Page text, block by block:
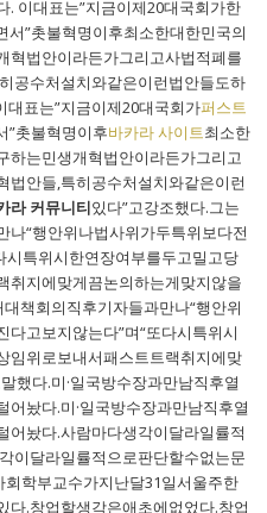
이대표는”지금이제20대국회가한
서”촛불혁명이후최소한대한민국의
혁법안이라든가그리고사법적폐를
공수처설치와같은이런법안들도하
대표는”지금이제20대국회가퍼스트
”촛불혁명이후바카라 사이트최소한
하는민생개혁법안이라든가그리고
법안들,특히공수처설치와같은이런
라 커뮤니티있다”고강조했다.그는
“행안위나법사위가두특위보다전
시특위시한연장여부를두고밀고당
취지에맞게끔논의하는게맞지않을
책회의직후기자들과만나“행안위
고보지않는다”며“또다시특위시
임위로보내서패스트트랙취지에맞
했다.미·일국방수장과만남직후열
놨다.미·일국방수장과만남직후열
어놨다.사람마다생각이달라일률적
이달라일률적으로판단할수없는문
학부교수가지난달31일서울주한
다.창업할생각은애초에없었다.창업